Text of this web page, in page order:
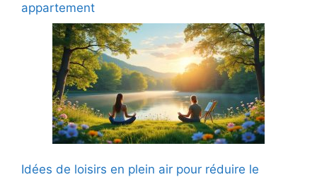
appartement
Idées de loisirs en plein air pour réduire le